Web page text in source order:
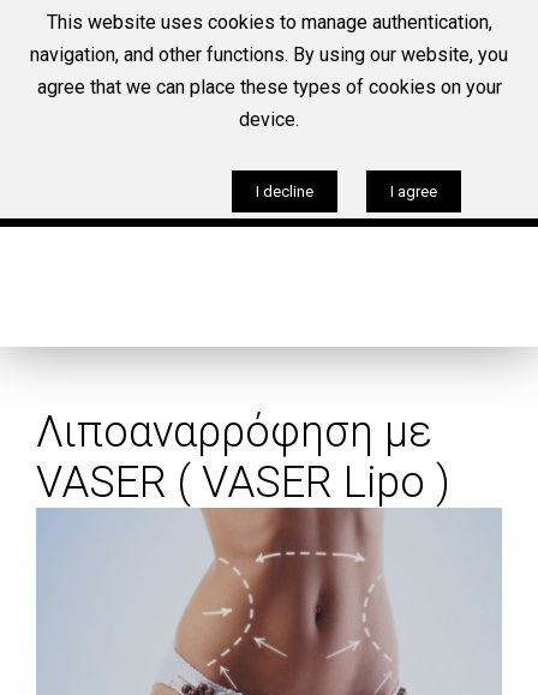
Tηλέφωνο
+30 210-6921525
Ωράριο λειτουργίας Ιατρείου:
Δευτέρα–Παρασκευή: 9:00 π.μ. - 9:00 μ.μ.
Λιποαναρρόφηση με
VASER ( VASER Lipo )
This website uses cookies to manage authentication,
navigation, and other functions. By using our website, you
agree that we can place these types of cookies on your
device.
I decline I agree